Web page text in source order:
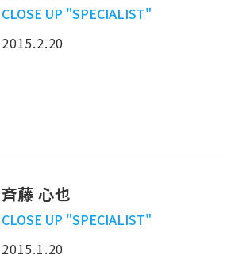
CLOSE UP "SPECIALIST"
2015.2.20
斉藤 心也
CLOSE UP "SPECIALIST"
2015.1.20